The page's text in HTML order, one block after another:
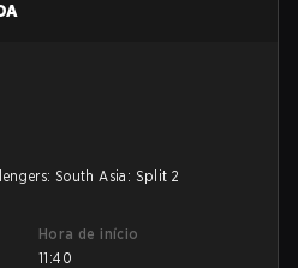
South Asia: Split 2
Hora de início
11:40